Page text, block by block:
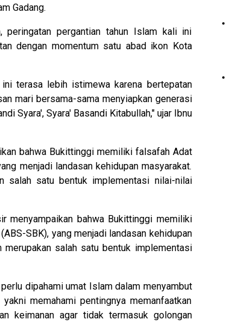
Gadang.
peringatan pergantian tahun Islam kali ini
dengan momentum satu abad ikon Kota
terasa lebih istimewa karena bertepatan
mari bersama-sama menyiapkan generasi
Syara', Syara' Basandi Kitabullah," ujar Ibnu
bahwa Bukittinggi memiliki falsafah Adat
menjadi landasan kehidupan masyarakat.
salah satu bentuk implementasi nilai-nilai
menyampaikan bahwa Bukittinggi memiliki
SBK), yang menjadi landasan kehidupan
merupakan salah satu bentuk implementasi
dipahami umat Islam dalam menyambut
memahami pentingnya memanfaatkan
keimanan agar tidak termasuk golongan